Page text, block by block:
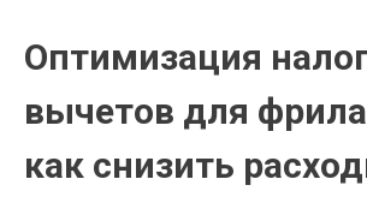
Оптимизация
вычетов для
как снизить